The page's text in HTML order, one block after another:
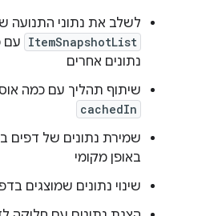
לשלב את נתוני התנועה
ItemSnapshotList עם
נתונים אחרים
שיתוף תהליך עם כמה
cachedIn
שמירת נתונים של דפים
באופן מקומי
שינוי נתונים שמוצגים